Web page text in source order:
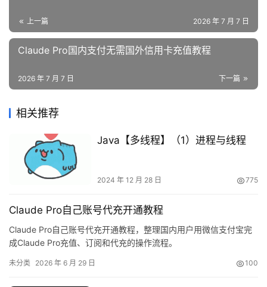
上一篇 2026 年 7 月 7 日
Claude Pro国内支付无需国外信用卡充值教程
下一篇
2026 年 7 月 7 日
相关推荐
Java【多线程】（1）进程与线程
2024 年 12 月 28 日 775
Claude Pro自己账号代充开通教程
Claude Pro自己账号代充开通教程，整理国内用户用微信支付宝完
成Claude Pro充值、订阅和代充的操作流程。
未分类 2026 年 6 月 29 日 100